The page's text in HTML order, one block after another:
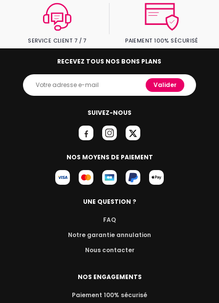
SERVICE CLIENT 7 / 7 PAIEMENT 100% SÉCURISÉ
SUIVEZ-NOUS
NOS MOYENS DE PAIEMENT
RECEVEZ TOUS NOS BONS PLANS
Valider
UNE QUESTION ?
FAQ
Notre garantie annulation
Nous contacter
NOS ENGAGEMENTS
Paiement 100% sécurisé